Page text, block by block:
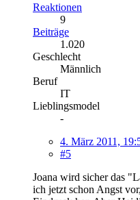
Reaktionen
9
Beiträge
1.020
Geschlecht
Männlich
Beruf
IT
Lieblingsmodel
-
4. März 2011,
#5
Joana wird sicher das
ich jetzt schon Angst